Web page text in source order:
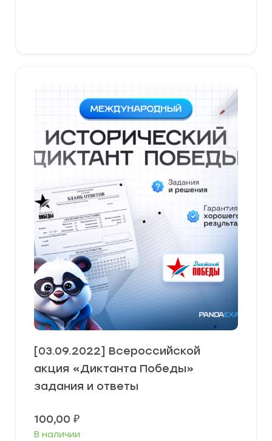
[03.09.2022] Всероссийской
акция «Диктанта Победы»
задания и ответы
100,00 ₽
В наличии